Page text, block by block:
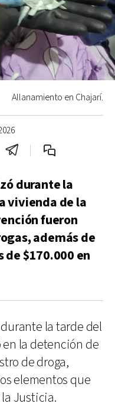
Allanamiento en Chajarí.
durante la
vivienda de la
fueron
además de
$170.000 en
la tarde del
la detención de
de droga,
elementos que
Justicia.